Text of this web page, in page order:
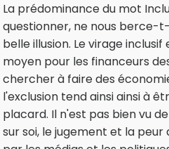
La prédominance du mot
questionner, ne nous berce-
belle illusion. Le virage inclusif
moyen pour les financeurs
chercher à faire des
l'exclusion tend ainsi ainsi à
placard. Il n'est pas bien vu
sur soi, le jugement et la